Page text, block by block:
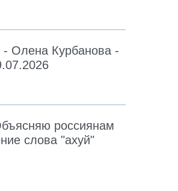
- Олена Курбанова -
россиянам
слова "ахуй"